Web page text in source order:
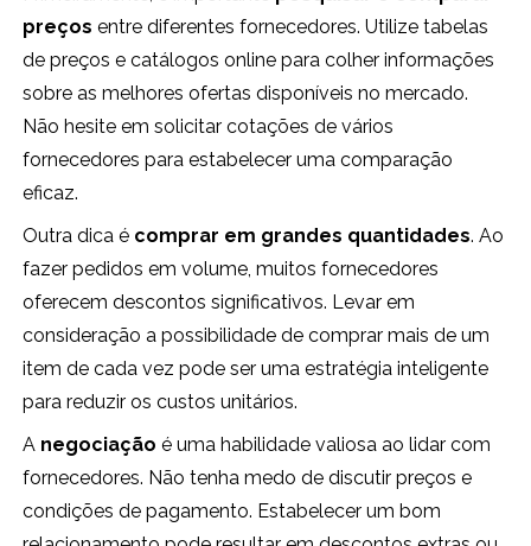
preços entre diferentes fornecedores. Utilize tabelas
de preços e catálogos online para colher informações
sobre as melhores ofertas disponíveis no mercado.
Não hesite em solicitar cotações de vários
fornecedores para estabelecer uma comparação
eficaz.
Outra dica é comprar em grandes quantidades. Ao
fazer pedidos em volume, muitos fornecedores
oferecem descontos significativos. Levar em
consideração a possibilidade de comprar mais de um
item de cada vez pode ser uma estratégia inteligente
para reduzir os custos unitários.
A negociação é uma habilidade valiosa ao lidar com
fornecedores. Não tenha medo de discutir preços e
condições de pagamento. Estabelecer um bom